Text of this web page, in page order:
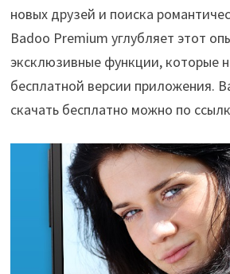
новых друзей и поиска
Badoo Premium углубляет этот
эксклюзивные функции, которые
бесплатной версии приложения.
скачать бесплатно можно по